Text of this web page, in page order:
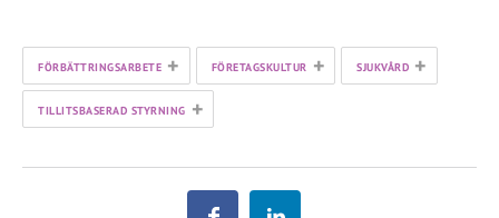
FÖRBÄTTRINGSARBETE + FÖRETAGSKULTUR + SJUKVÅRD +
TILLITSBASERAD STYRNING +